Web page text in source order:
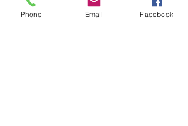
6 nappal ezelőtt
Phone Email Facebook